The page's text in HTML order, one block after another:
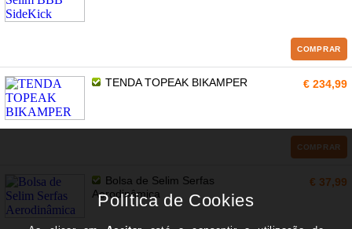
COMPRAR
TENDA TOPEAK BIKAMPER € 234,99
COMPRAR
Bolsa de Selim Serfas
Aerodinâmica
€ 37,99